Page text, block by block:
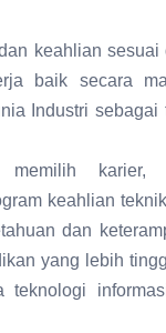
keahlian sesuai
baik secara
Industri sebagai
karier,
keahlian
dan
yang lebih
teknologi